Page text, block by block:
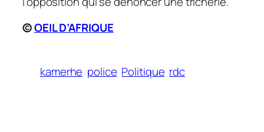
©OEIL D’AFRIQUE
kamerhe police Politique rdc